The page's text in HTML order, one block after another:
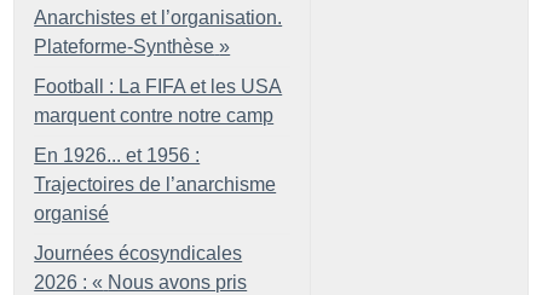
Anarchistes et l’organisation.
Plateforme-Synthèse »
Football : La FIFA et les USA
marquent contre notre camp
En 1926... et 1956 :
Trajectoires de l’anarchisme
organisé
Journées écosyndicales
2026 : « Nous avons pris